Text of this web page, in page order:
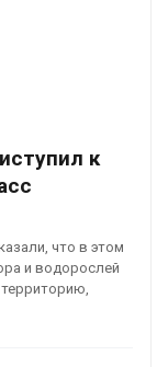
к
что в этом
и водорослей